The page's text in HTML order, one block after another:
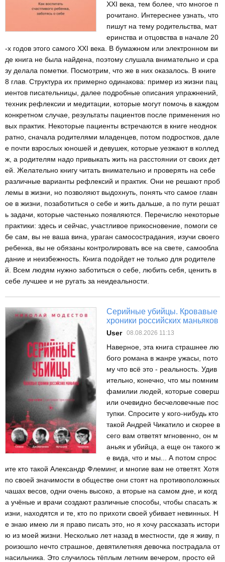
XXI века, тем более, что многое п
рочитано. Интереснее узнать, что
пишут на тему родительства, мат
еринства и отцовства в начале 20
-х годов этого самого XXI века. В бумажном или электронном ви
де книга не была найдена, поэтому слушала внимательно и сра
зу делала пометки. Посмотрим, что же в них оказалось. В книге
8 глав. Структура их примерно одинакова: пример из жизни пац
иентов писательницы, далее подробные описания упражнений,
техник рефлексии и медитации, которые могут помочь в каждом
конкретном случае, результаты пациентов после применения но
вых практик. Некоторые пациенты встречаются в книге неоднок
ратно, сначала родителями младенцев, потом подростков, дале
е почти взрослых юношей и девушек, которые уезжают в коллед
ж, а родителям надо привыкать жить на расстоянии от своих дет
ей. Желательно книгу читать внимательно и проверять на себе
различные варианты рефлексий и практик. Они не решают проб
лемы в жизни, но позволяют выдохнуть, понять что самое главн
ое в жизни, позаботиться о себе и жить дальше, а по пути решат
ь задачи, которые частенько появляются. Перечислю некоторые
практики: здесь и сейчас, участливое прикосновение, помоги се
бе сам, вы не ваша вина, ураган самосострадания, изучи своего
ребенка, вы не обязаны контролировать все на свете, самообла
дание и неизбежность. Книга подойдет не только для родителе
й. Всем людям нужно заботиться о себе, любить себя, ценить в
себе лучшее и не ругать за неидеальности.
Серийные убийцы. Кровавые
хроники российских маньяков
User 08.08.2026 11:13
Наверное, эта книга страшнее лю
бого романа в жанре ужасы, пото
му что всё это - реальность. Удив
ительно, конечно, что мы помним
фамилии людей, которые соверш
или очевидно бесчеловечные пос
тупки. Спросите у кого-нибудь кто
такой Андрей Чикатило и скорее в
сего вам ответят мгновенно, он м
аньяк и убийца, а еще он такого ж
е вида, что и мы... А потом спрос
ите кто такой Александр Флеминг, и многие вам не ответят. Хотя
по своей значимости в обществе они стоят на противоположных
чашах весов, одни очень высоко, а вторые на самом дне, и когд
а учёные и врачи создают различные способы, чтобы спасать ж
изни, находятся и те, кто по прихоти своей убивает невинных. Н
е знаю имею ли я право писать это, но я хочу рассказать истори
ю из моей жизни. Несколько лет назад в местности, где я живу, п
роизошло нечто страшное, девятилетняя девочка пострадала от
насильника. Это случилось тёплым летним вечером, просто ей